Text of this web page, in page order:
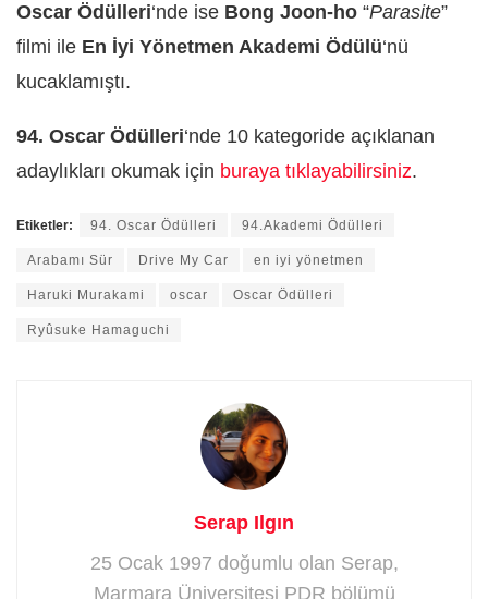
Oscar Ödülleri‘nde ise Bong Joon-ho “Parasite”
filmi ile En İyi Yönetmen Akademi Ödülü‘nü
kucaklamıştı.
94. Oscar Ödülleri‘nde 10 kategoride açıklanan
adaylıkları okumak için buraya tıklayabilirsiniz.
Etiketler: 94. Oscar Ödülleri 94.Akademi Ödülleri
Arabamı Sür Drive My Car en iyi yönetmen
Haruki Murakami oscar Oscar Ödülleri
Ryûsuke Hamaguchi
Serap Ilgın
25 Ocak 1997 doğumlu olan Serap,
Marmara Üniversitesi PDR bölümü